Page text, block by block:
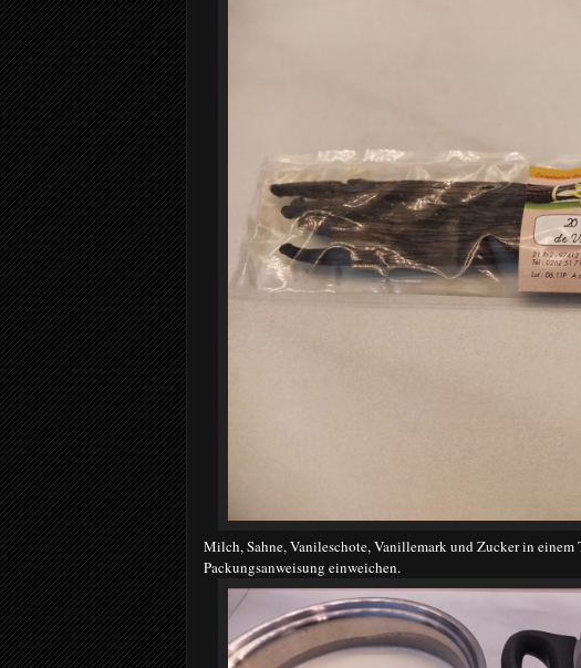
Milch, Sahne, Vanileschote, Vanillemark und Zucker in einem
Packungsanweisung einweichen.